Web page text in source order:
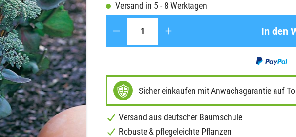
Versand in 5 - 8 Werktagen
In den
Sicher einkaufen mit Anwachsgarantie auf
Versand aus deutscher Baumschule
Robuste & pflegeleichte Pflanzen